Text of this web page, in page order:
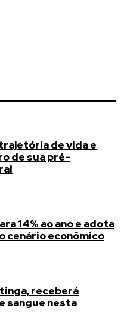
de vida e
de sua pré-
14% ao ano e adota
cenário econômico
receberá
sangue nesta